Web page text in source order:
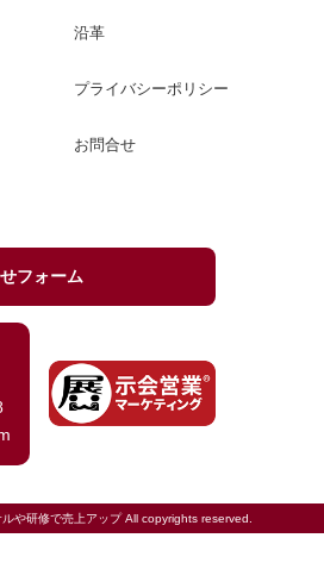
沿革
プライバシーポリシー
お問合せ
フォーム
や研修で売上アップ All copyrights reserved.